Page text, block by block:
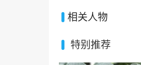
相关人物
特别推荐